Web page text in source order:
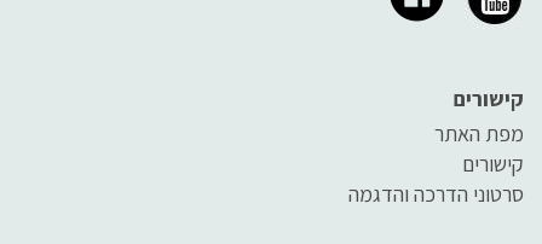
קישורים
מפת האתר
קישורים
סרטוני הדרכה והדגמה